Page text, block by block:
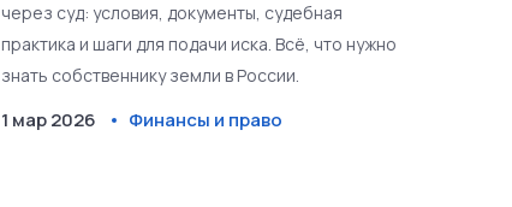
через суд: условия, документы, судебная
практика и шаги для подачи иска. Всё, что нужно
знать собственнику земли в России.
1 мар 2026 Финансы и право